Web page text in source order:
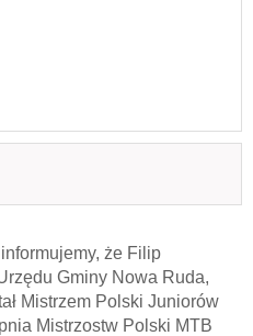
że Filip
Gminy Nowa Ruda,
Mistrzem Polski Juniorów
Mistrzostw Polski MTB